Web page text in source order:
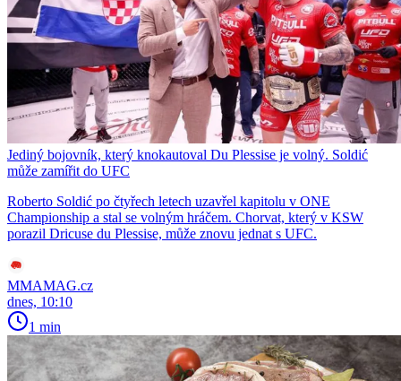
Jediný bojovník, který knokautoval Du Plessise je volný. Soldić
může zamířit do UFC
Roberto Soldić po čtyřech letech uzavřel kapitolu v ONE
Championship a stal se volným hráčem. Chorvat, který v KSW
porazil Dricuse du Plessise, může znovu jednat s UFC.
MMAMAG.cz
dnes, 10:10
1 min